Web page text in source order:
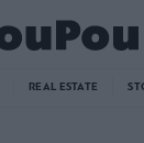
REAL ESTATE